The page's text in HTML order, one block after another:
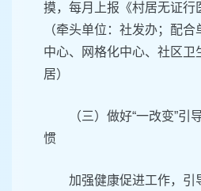
摸，每月上报《村居无证行
（牵头单位：社发办；配
中心、网格化中心、社区卫
居）
（三）做好“一改变”引
惯
加强健康促进工作，引